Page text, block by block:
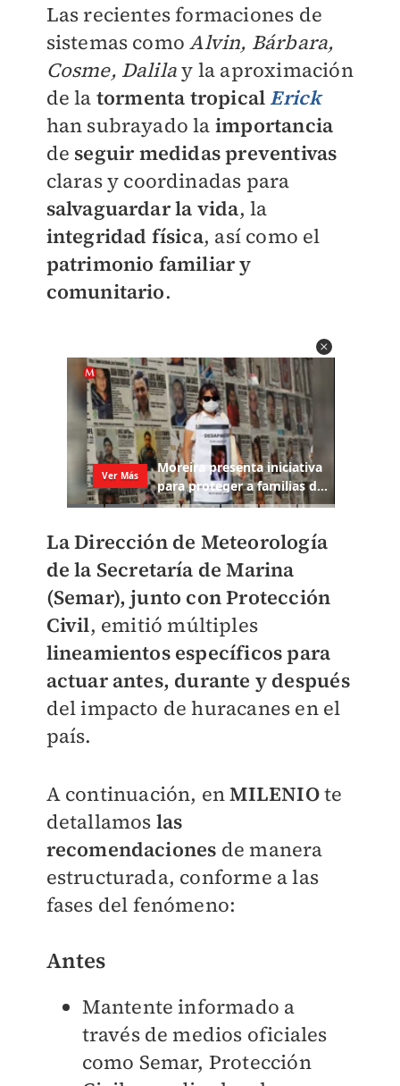
Las recientes formaciones de
sistemas comoAlvin, Bárbara,
Cosme, Dalilay la aproximación
de la tormenta tropical Erick
han subrayado la importancia
de seguir medidas preventivas
claras y coordinadas para
salvaguardar la vida, la
integridad física, así como el
patrimonio familiar y
comunitario.
La Dirección de Meteorología
de la Secretaría de Marina
(Semar), junto con Protección
Civil, emitió múltiples
lineamientos específicos para
actuar antes, durante y después
del impacto de huracanes en el
país.
A continuación, enMILENIOte
detallamos las
recomendaciones de manera
estructurada, conforme a las
fases del fenómeno:
Antes
Mantente informado a
través de medios oficiales
como Semar, Protección